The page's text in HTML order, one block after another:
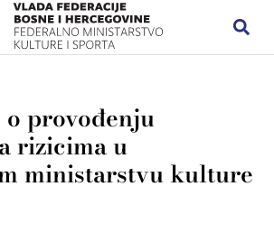
provođenju
rizicima u
ministarstvu kulture